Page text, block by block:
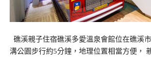
礁溪親子住宿礁溪多愛溫泉會館位在礁溪
溝公園步行約5分鐘，地理位置相當方便，